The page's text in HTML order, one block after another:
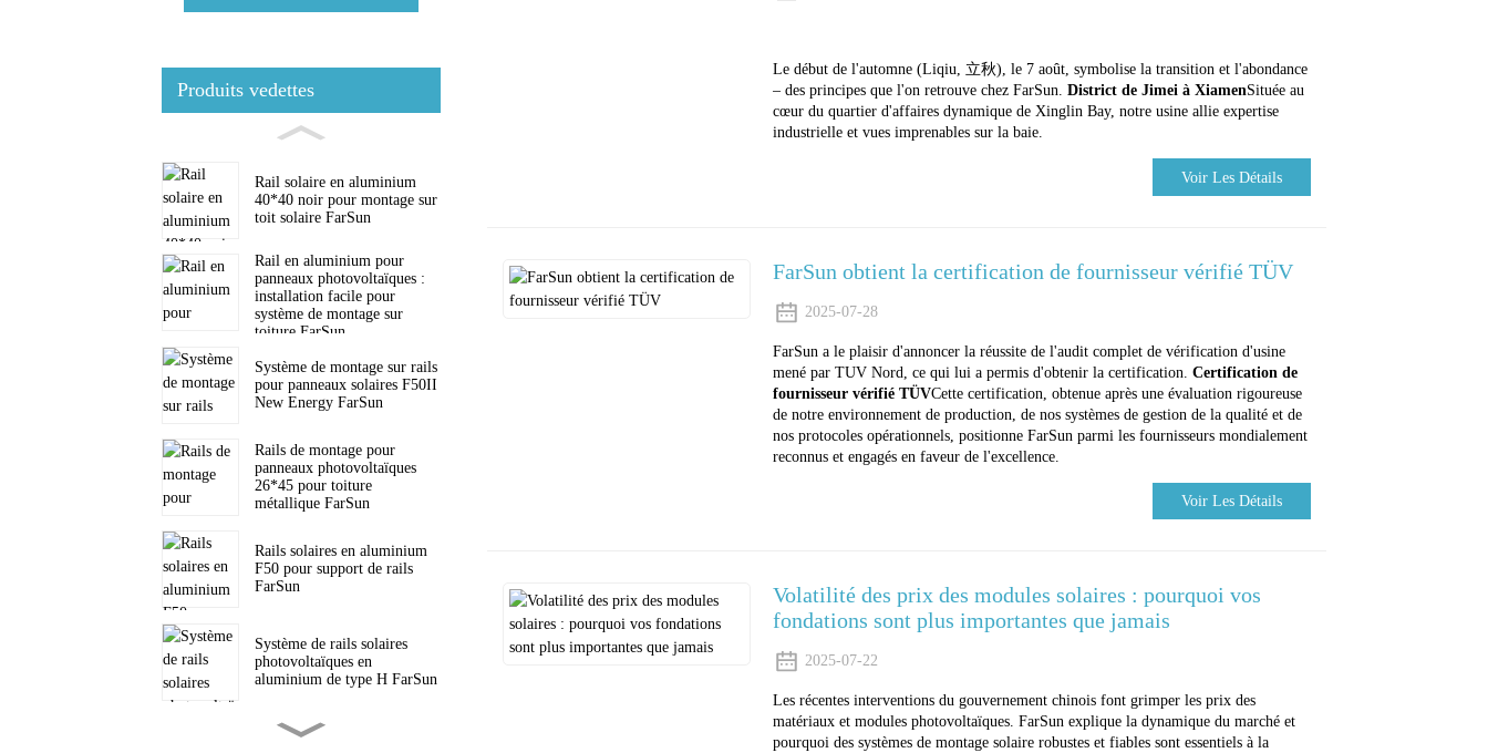
Produits vedettes
Rail solaire en aluminium
40*40 noir pour montage sur
toit solaire FarSun
Rail en aluminium pour
panneaux photovoltaïques :
installation facile pour
système de montage sur
toiture FarSun
Système de montage sur rails
pour panneaux solaires F50II
New Energy FarSun
Rails de montage pour
panneaux photovoltaïques
26*45 pour toiture
métallique FarSun
Rails solaires en aluminium
F50 pour support de rails
FarSun
Système de rails solaires
photovoltaïques en
aluminium de type H FarSun
Support de trépied solaire
Le début de l'automne (Liqiu, 立秋), le 7 août, symbolise la transition et l'abondance
– des principes que l'on retrouve chez FarSun. District de Jimei à XiamenSituée au
cœur du quartier d'affaires dynamique de Xinglin Bay, notre usine allie expertise
industrielle et vues imprenables sur la baie.
Voir Les Détails
FarSun obtient la certification de fournisseur vérifié TÜV
2025-07-28
FarSun a le plaisir d'annoncer la réussite de l'audit complet de vérification d'usine
mené par TUV Nord, ce qui lui a permis d'obtenir la certification. Certification de
fournisseur vérifié TÜVCette certification, obtenue après une évaluation rigoureuse
de notre environnement de production, de nos systèmes de gestion de la qualité et de
nos protocoles opérationnels, positionne FarSun parmi les fournisseurs mondialement
reconnus et engagés en faveur de l'excellence.
Voir Les Détails
Volatilité des prix des modules solaires : pourquoi vos
fondations sont plus importantes que jamais
2025-07-22
Les récentes interventions du gouvernement chinois font grimper les prix des
matériaux et modules photovoltaïques. FarSun explique la dynamique du marché et
pourquoi des systèmes de montage solaire robustes et fiables sont essentiels à la